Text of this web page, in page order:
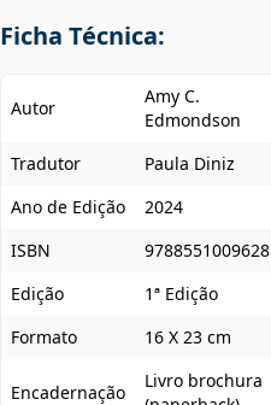
Ficha Técnica:
Autor
Amy C.
Edmondson
Tradutor
Paula Diniz
Ano de Edição
2024
ISBN
9788551009628
Edição
1ª Edição
Formato
16 X 23 cm
Encadernação
Livro brochura